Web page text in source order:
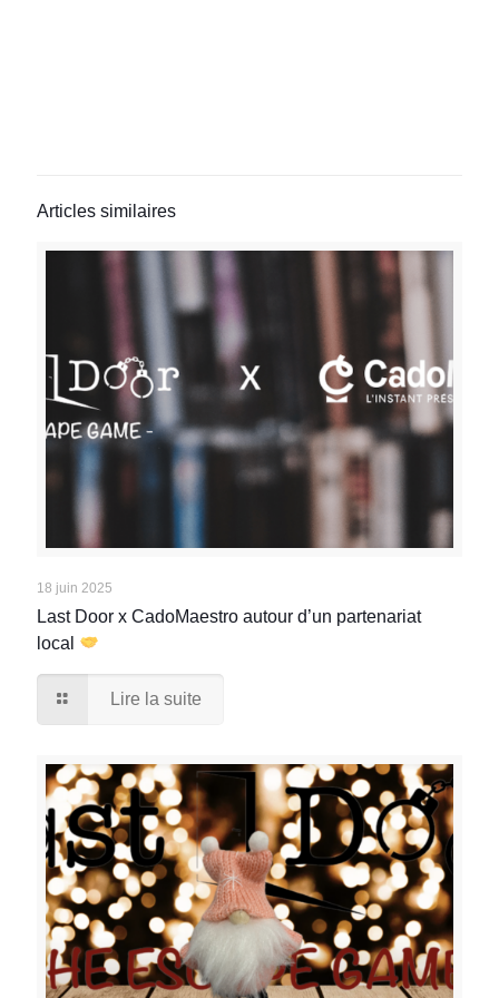
Articles similaires
18 juin 2025
Last Door x CadoMaestro autour d’un partenariat
local
Lire la suite